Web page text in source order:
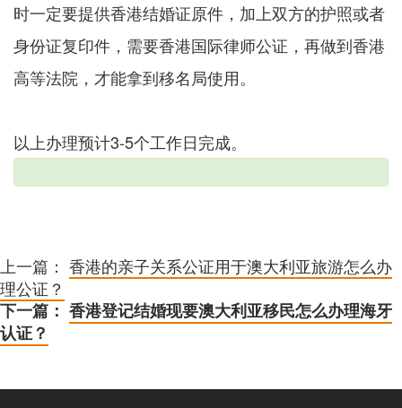
时一定要提供香港结婚证原件，加上双方的护照或者
身份证复印件，需要香港国际律师公证，再做到香港
高等法院，才能拿到移名局使用。
以上办理预计3-5个工作日完成。
上一篇： 香港的亲子关系公证用于澳大利亚旅游怎么办
理公证？
下一篇： 香港登记结婚现要澳大利亚移民怎么办理海牙
认证？